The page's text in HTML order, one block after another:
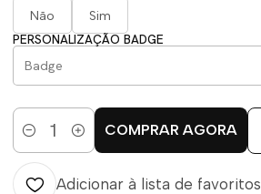
Não
Sim
PERSONALIZAÇÃO BADGE
Quantidade
COMPRAR AGORA
Adicionar à lista de favoritos